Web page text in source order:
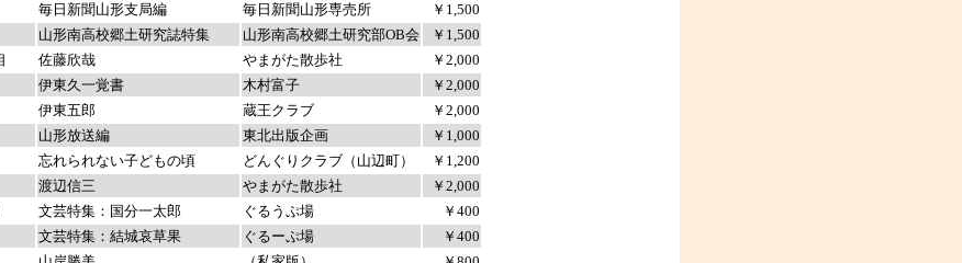
毎日新聞山形支局編 毎日新聞山形専売所
￥1,500
山形南高校郷土研究誌特集 山形南高校郷土研究部OB会
￥1,500
佐藤欣哉 やまがた散歩社
￥2,000
伊東久一覚書 木村富子
￥2,000
伊東五郎 蔵王クラブ
￥2,000
山形放送編 東北出版企画
￥1,000
忘れられない子どもの頃 どんぐりクラブ（山辺町）
￥1,200
渡辺信三 やまがた散歩社
￥2,000
文芸特集：国分一太郎 ぐるうぷ場
￥400
文芸特集：結城哀草果 ぐるーぷ場
￥400